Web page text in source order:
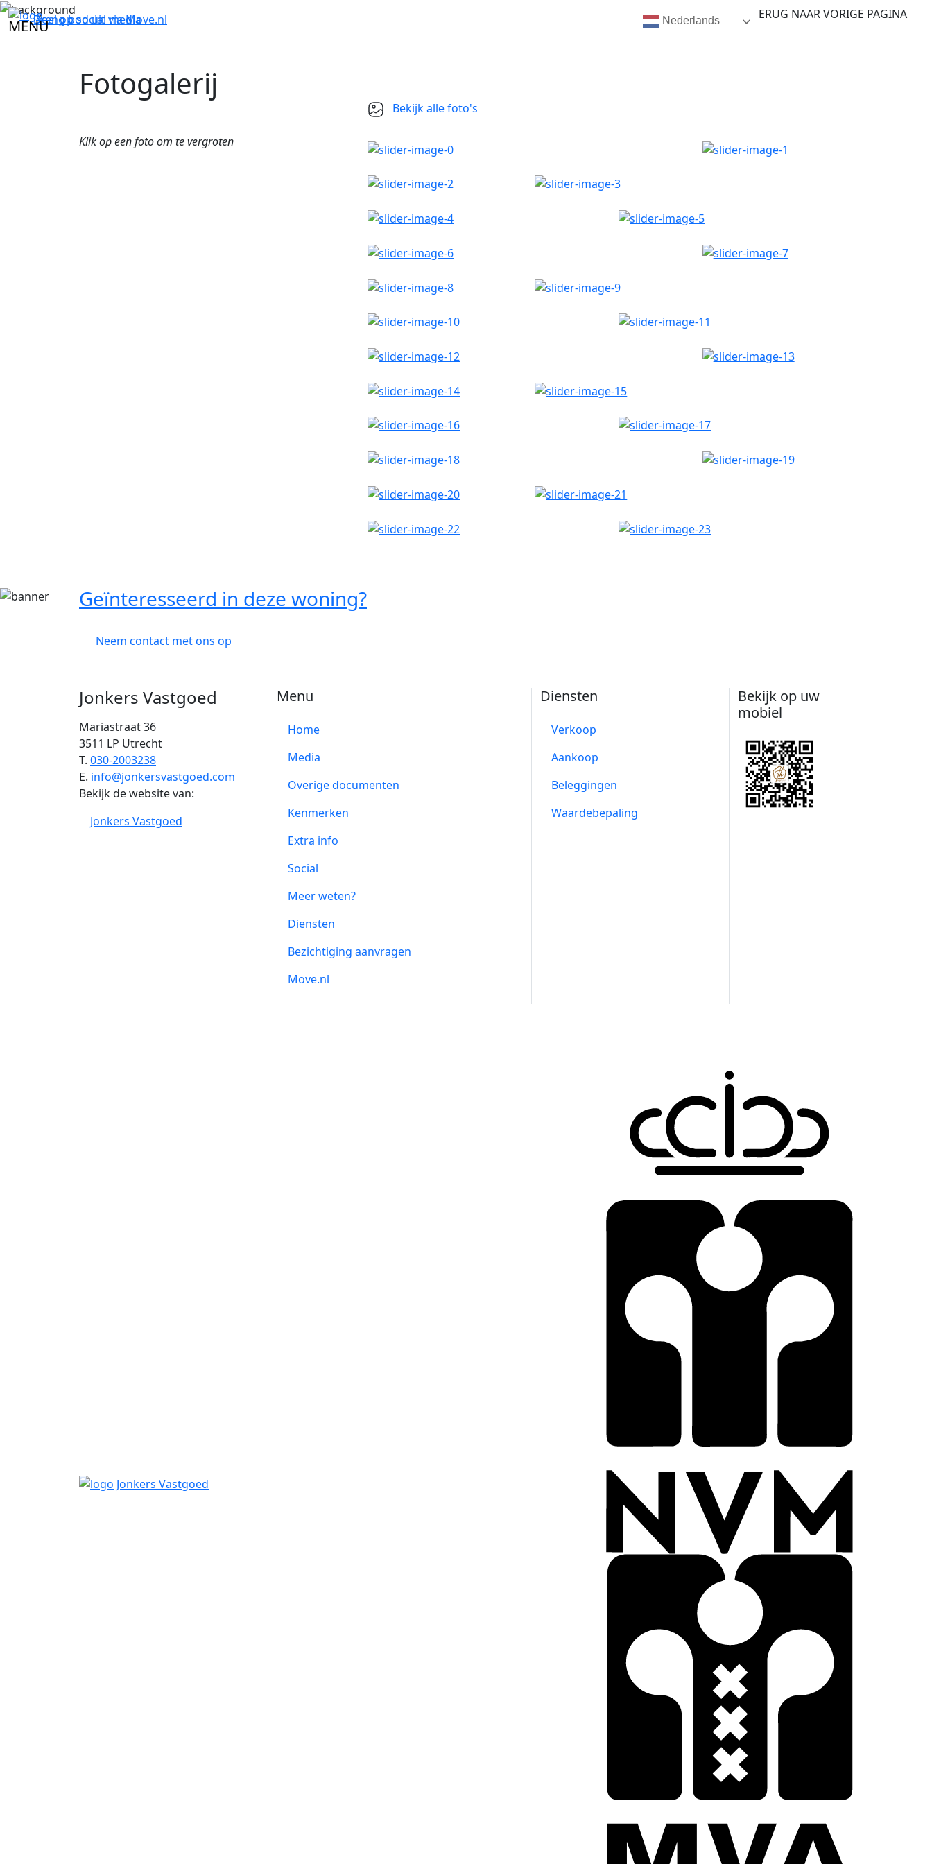
MENU
TERUG NAAR VORIGE PAGINA
Breng bod uit viaMove.nl
Deel op social media
Fotogalerij
Klik op een foto om te vergroten
Bekijk alle foto's
Geïnteresseerd in deze woning?
Neem contact met ons op
Jonkers Vastgoed
Mariastraat 36
3511 LP Utrecht
T. 030-2003238
E. info@jonkersvastgoed.com
Bekijk de website van:
Jonkers Vastgoed
Menu
Home
Media
Overige documenten
Kenmerken
Extra info
Social
Meer weten?
Diensten
Bezichtiging aanvragen
Move.nl
Diensten
Verkoop
Aankoop
Beleggingen
Waardebepaling
Bekijk op uw
mobiel
Nederlands